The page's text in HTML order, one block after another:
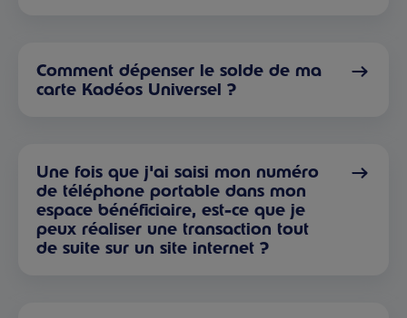
Comment dépenser le solde de ma
carte Kadéos Universel ?
Une fois que j'ai saisi mon numéro
de téléphone portable dans mon
espace bénéficiaire, est-ce que je
peux réaliser une transaction tout
de suite sur un site internet ?